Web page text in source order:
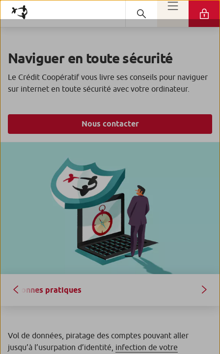
Naviguer en toute sécurité
Le Crédit Coopératif vous livre ses conseils pour naviguer
sur internet en toute sécurité avec votre ordinateur.
Nous contacter
Bonnes pratiques
Vol de données, piratage des comptes pouvant aller
jusqu’à l’usurpation d’identité, infection de votre